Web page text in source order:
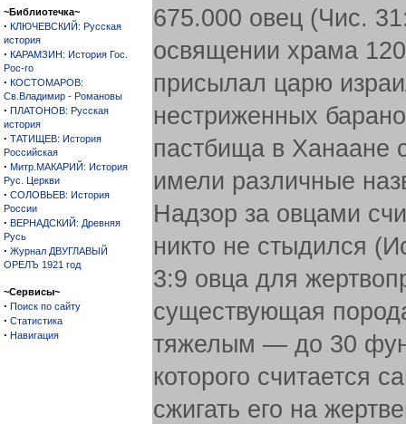
~Библиотечка~
· КЛЮЧЕВСКИЙ: Русская
история
· КАРАМЗИН: История Гос.
Рос-го
· КОСТОМАРОВ:
Св.Владимир - Романовы
· ПЛАТОНОВ: Русская
история
· ТАТИЩЕВ: История
Российская
· Митр.МАКАРИЙ: История
Рус. Церкви
· СОЛОВЬЕВ: История
России
· ВЕРНАДСКИЙ: Древняя
Русь
· Журнал ДВУГЛАВЫЙ
ОРЕЛЪ 1921 год
~Сервисы~
· Поиск по сайту
· Статистика
· Навигация
675.000 овец (Чис.
освящении храма
присылал царю
нестриженных
пастбища в Ханаане
имели различные
Надзор за овцами
никто не стыдился
3:9 овца для
существующая
тяжелым — до 30
которого считается
сжигать его на